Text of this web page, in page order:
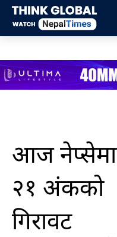
Skip
content
आज नेप्सेमा
२१ अंकको
गिरावट